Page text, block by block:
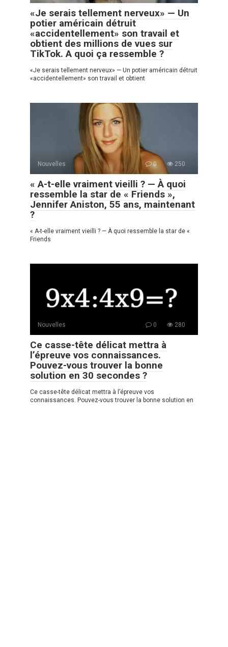
«Je serais tellement nerveux» — Un
potier américain détruit
«accidentellement» son travail et
obtient des millions de vues sur
TikTok. A quoi ça ressemble ?
«Je serais tellement nerveux» — Un potier américain détruit
«accidentellement» son travail et obtient
Nouvelles 0 250
« A-t-elle vraiment vieilli ? — À quoi
ressemble la star de « Friends »,
Jennifer Aniston, 55 ans, maintenant
?
« A-t-elle vraiment vieilli ? — À quoi ressemble la star de «
Friends
Nouvelles 0 280
Ce casse-tête délicat mettra à
l’épreuve vos connaissances.
Pouvez-vous trouver la bonne
solution en 30 secondes ?
Ce casse-tête délicat mettra à l’épreuve vos
connaissances. Pouvez-vous trouver la bonne solution en